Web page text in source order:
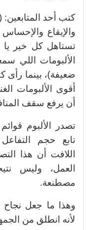
كتب أحد المتابعين:
والإيقاع
تستاهل كل خير يا
الألبومات اللي
ضعيفة)، بينما
أقوى الألبومات
أن يرفع سقف
تصدر الألبوم
تابع حجم
اللافت أن هذا
العمل، وليس
مصطنعة.
وهذا ما جعل نجاح
لأنه انطلق من